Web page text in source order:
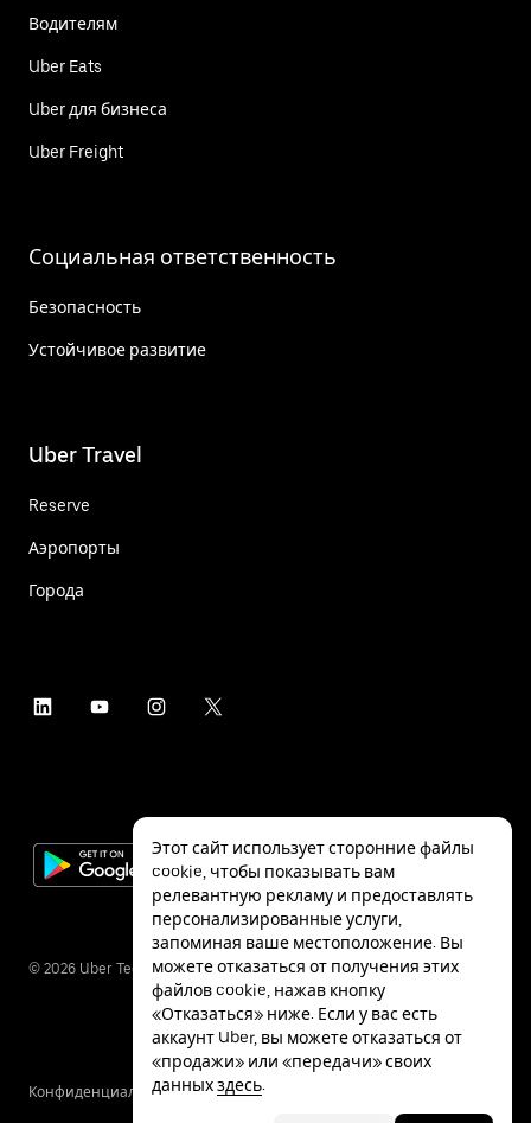
Водителям
Uber Eats
Uber для бизнеса
Uber Freight
Социальная ответственность
Безопасность
Устойчивое развитие
Uber Travel
Reserve
Аэропорты
Города
© 2026 Uber Technologies Inc.
КонфиденциальностьСпециальные
Этот сайт использует сторонние файлы
cookie, чтобы показывать вам
релевантную рекламу и предоставлять
персонализированные услуги,
запоминая ваше местоположение. Вы
можете отказаться от получения этих
файлов cookie, нажав кнопку
«Отказаться» ниже. Если у вас есть
аккаунт Uber, вы можете отказаться от
«продажи» или «передачи» своих
данныхздесь.